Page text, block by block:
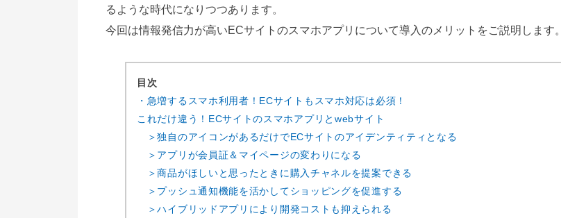
るような時代になりつつあります。
今回は情報発信力が高いECサイトのスマホアプリについて導入のメリットをご説明します。
目次
・急増するスマホ利用者！ECサイトもスマホ対応は必須！
これだけ違う！ECサイトのスマホアプリとwebサイト
＞独自のアイコンがあるだけでECサイトのアイデンティティとなる
＞アプリが会員証＆マイページの変わりになる
＞商品がほしいと思ったときに購入チャネルを提案できる
＞プッシュ通知機能を活かしてショッピングを促進する
＞ハイブリッドアプリにより開発コストも抑えられる